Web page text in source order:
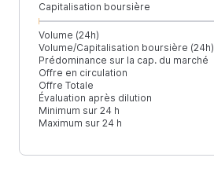
Capitalisation boursière
Volume (24h)
Volume/Capitalisation boursière (24h)
Prédominance sur la cap. du marché
Offre en circulation
Offre Totale
Évaluation après dilution
Minimum sur 24 h
Maximum sur 24 h